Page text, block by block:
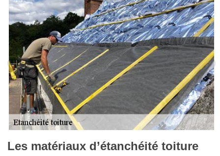
Les matériaux d’étanchéité toiture